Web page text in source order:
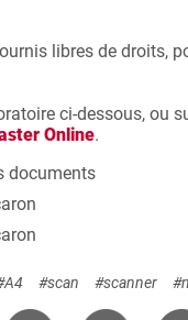
libres de droits,
ci-dessous, ou
Online.
documents
#scan #scanner